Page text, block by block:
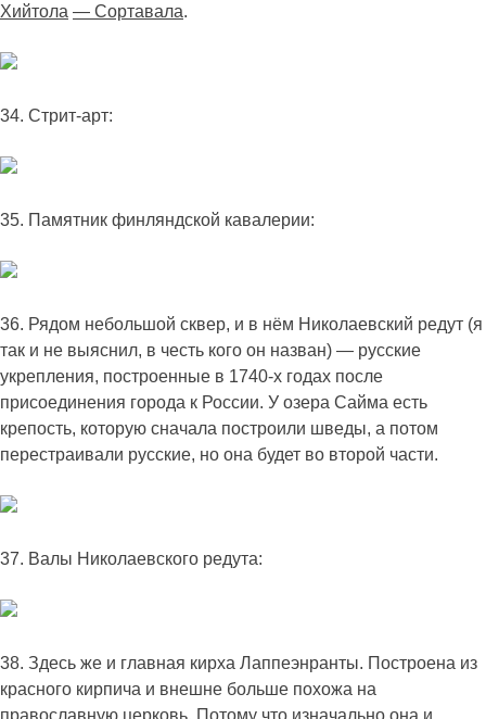
Хийтола — Сортавала.
34. Стрит-арт:
35. Памятник финляндской кавалерии:
36. Рядом небольшой сквер, и в нём Николаевский редут (я
так и не выяснил, в честь кого он назван) — русские
укрепления, построенные в 1740-х годах после
присоединения города к России. У озера Сайма есть
крепость, которую сначала построили шведы, а потом
перестраивали русские, но она будет во второй части.
37. Валы Николаевского редута:
38. Здесь же и главная кирха Лаппеэнранты. Построена из
красного кирпича и внешне больше похожа на
православную церковь. Потому что изначально она и